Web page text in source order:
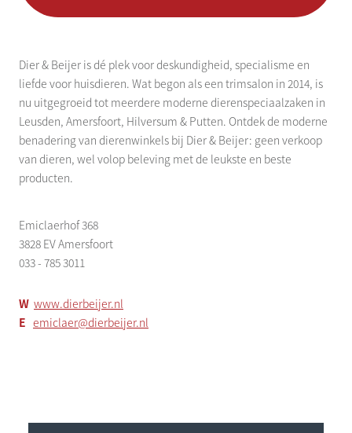
Dier & Beijer is dé plek voor deskundigheid, specialisme en
liefde voor huisdieren. Wat begon als een trimsalon in 2014, is
nu uitgegroeid tot meerdere moderne dierenspeciaalzaken in
Leusden, Amersfoort, Hilversum & Putten. Ontdek de moderne
benadering van dierenwinkels bij Dier & Beijer: geen verkoop
van dieren, wel volop beleving met de leukste en beste
producten.
Emiclaerhof 368
3828 EV Amersfoort
033 - 785 3011
W www.dierbeijer.nl
E emiclaer@dierbeijer.nl